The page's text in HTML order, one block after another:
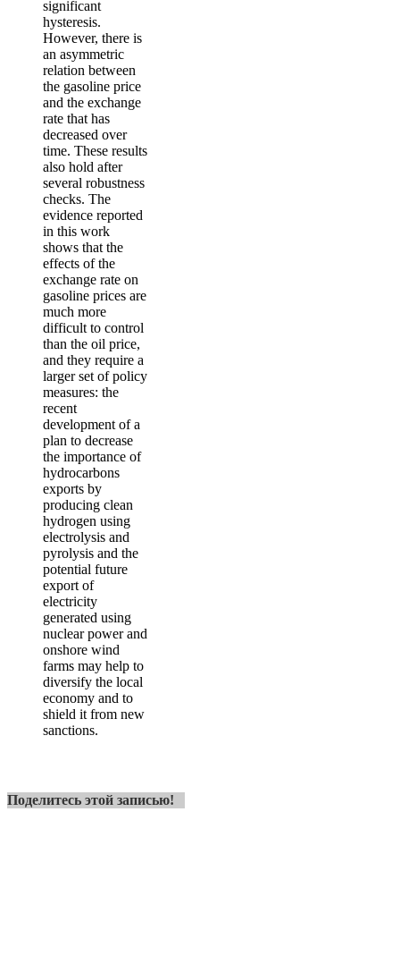
significant
hysteresis.
However, there is
an asymmetric
relation between
the gasoline price
and the exchange
rate that has
decreased over
time. These results
also hold after
several robustness
checks. The
evidence reported
in this work
shows that the
effects of the
exchange rate on
gasoline prices are
much more
difficult to control
than the oil price,
and they require a
larger set of policy
measures: the
recent
development of a
plan to decrease
the importance of
hydrocarbons
exports by
producing clean
hydrogen using
electrolysis and
pyrolysis and the
potential future
export of
electricity
generated using
nuclear power and
onshore wind
farms may help to
diversify the local
economy and to
shield it from new
sanctions.
Поделитесь этой записью!